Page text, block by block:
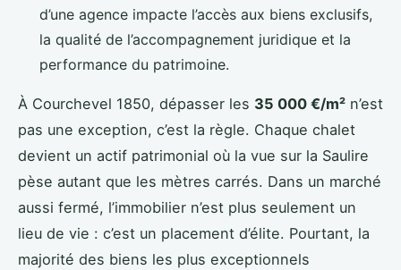
d’une agence impacte l’accès aux biens exclusifs,
la qualité de l’accompagnement juridique et la
performance du patrimoine.
À Courchevel 1850, dépasser les 35 000 €/m² n’est
pas une exception, c’est la règle. Chaque chalet
devient un actif patrimonial où la vue sur la Saulire
pèse autant que les mètres carrés. Dans un marché
aussi fermé, l’immobilier n’est plus seulement un
lieu de vie : c’est un placement d’élite. Pourtant, la
majorité des biens les plus exceptionnels